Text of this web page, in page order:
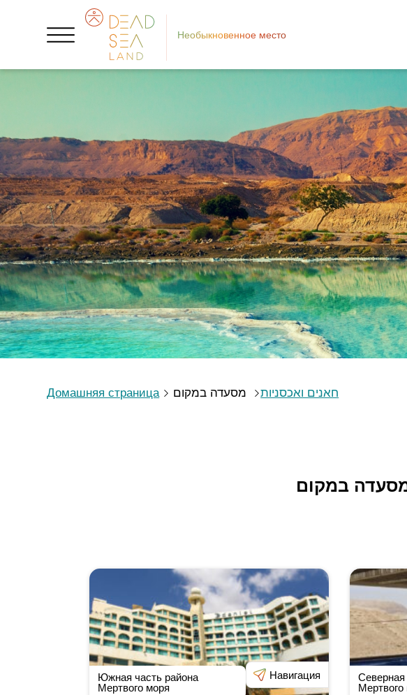
Необыкновенное место
Домашняя страница חאנים ואכסניות מסעדה במקום
במקום
Южная часть района
Мертвого моря
Навигация
Северная
Мертвого